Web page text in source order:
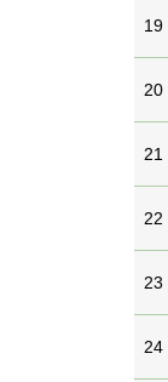
19
20
21
22
23
24